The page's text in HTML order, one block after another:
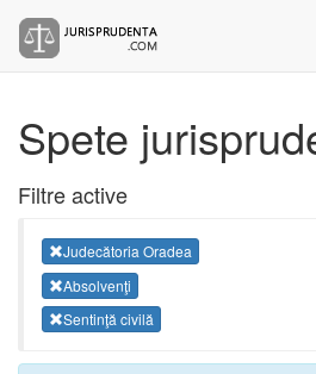
Spete
Filtre active
Judecătoria Oradea
Absolvenţi
Sentinţă civilă